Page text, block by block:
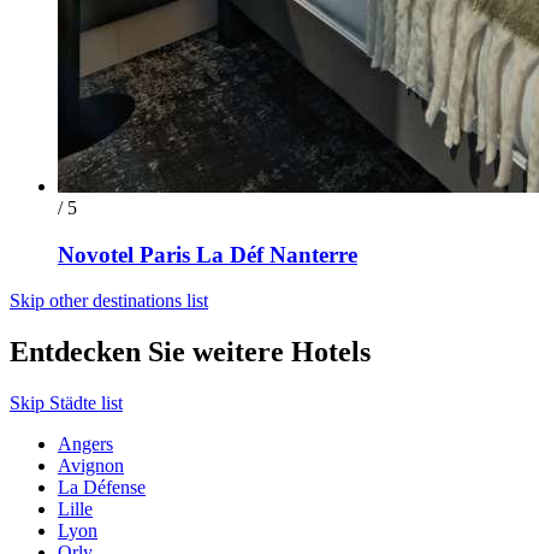
/ 5
Novotel Paris La Déf Nanterre
Skip other destinations list
Entdecken Sie weitere Hotels
Skip Städte list
Angers
Avignon
La Défense
Lille
Lyon